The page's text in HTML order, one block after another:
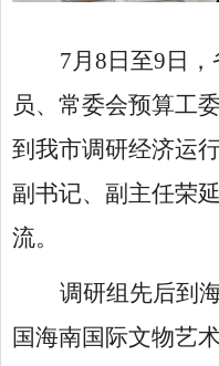
7月8日至9日
员、常委会预算工
到我市调研经济运
副书记、副主任荣
流。
调研组先后到
国海南国际文物艺